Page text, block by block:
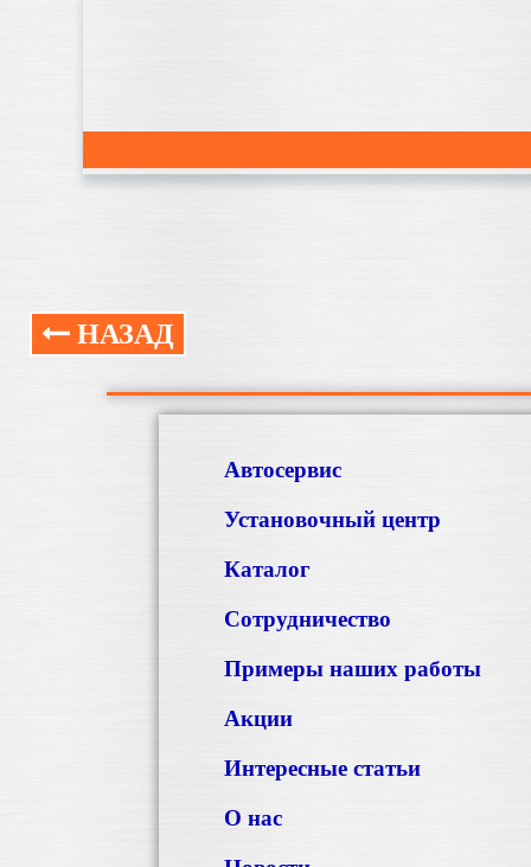
НАЗАД
Автосервис
Установочный центр
Каталог
Сотрудничество
Примеры наших работы
Акции
Интересные статьи
О нас